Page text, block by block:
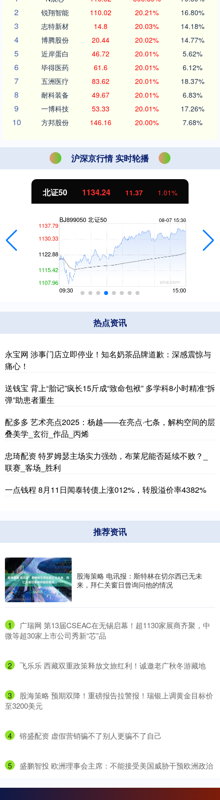
2 锐翔智能 110.02 20.21% 16.80%
3 志特新材 14.8 20.03% 14.18%
4 博腾股份 20.44 20.02% 14.77%
5 近岸蛋白 46.72 20.01% 5.62%
6 毕得医药 61.6 20.01% 6.12%
7 五洲医疗 83.62 20.01% 18.37%
8 耐科装备 49.67 20.01% 6.83%
9 一博科技 53.33 20.01% 17.26%
10 方邦股份 146.16 20.00% 7.68%
沪深京行情 实时轮播
北证50 1134.24 11.37 1.01%
热点资讯
永宝网 涉事门店立即停业！知名奶茶品牌道歉：深感震惊与
痛心！
送钱宝 背上“胎记”疯长15斤成“致命包袱” 多学科8小时精准“拆
弹”助患者重生
配多多 艺术亮点2025：杨越——在亮点·七条，解构空间的层
叠美学_玄衍_作品_丙烯
忠琦配资 特罗姆瑟主场实力强劲，布莱尼能否延续不败？_
联赛_客场_胜利
一点钱程 8月11日闻泰转债上涨012%，转股溢价率4382%
推荐资讯
股海策略 电讯报：斯特林在切尔西已无未
来，拜仁关窗日曾询问他的情况
1
​广瑞网 第13届CSEAC在无锡启幕！超1130家展商齐聚，中
微等超30家上市公司秀新“芯”品
2 ​飞乐乐 西藏双重政策释放文旅红利！诚邀老广秋冬游藏地
3
​股海策略 预期双降！重磅报告拉警报！瑞银上调黄金目标价
至3200美元
4 ​镕盛配资 虚假营销骗不了别人更骗不了自己
5 ​盛鹏智投 欧洲理事会主席：不能接受美国威胁干预欧洲政治